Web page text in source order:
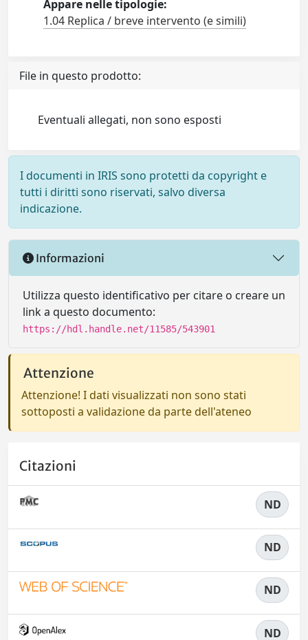
Appare nelle tipologie:
1.04 Replica / breve intervento (e simili)
File in questo prodotto:
Eventuali allegati, non sono esposti
I documenti in IRIS sono protetti da copyright e
tutti i diritti sono riservati, salvo diversa
indicazione.
Informazioni
Utilizza questo identificativo per citare o creare un
link a questo documento:
https://hdl.handle.net/11585/543901
Attenzione
Attenzione! I dati visualizzati non sono stati
sottoposti a validazione da parte dell'ateneo
Citazioni
ND
ND
ND
ND